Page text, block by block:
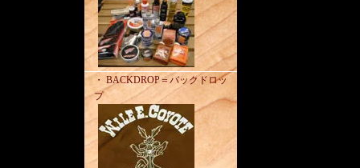
・ BACKDROP＝バックドロッ
プ